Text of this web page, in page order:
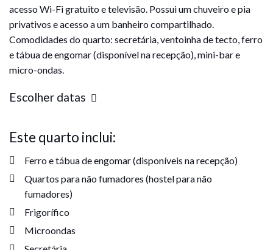
acesso Wi-Fi gratuito e televisão. Possui um chuveiro e pia
privativos e acesso a um banheiro compartilhado.
Comodidades do quarto: secretária, ventoinha de tecto, ferro
e tábua de engomar (disponível na recepção), mini-bar e
micro-ondas.
Escolher datas
Este quarto inclui:
Ferro e tábua de engomar (disponíveis na recepção)
Quartos para não fumadores (hostel para não
fumadores)
Frigorífico
Microondas